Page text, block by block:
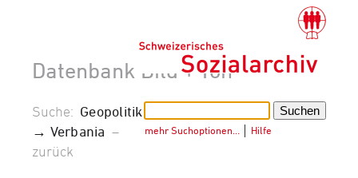
Datenbank Bild + Ton
mehr Suchoptionen… Hilfe
Suche: Geopolitik
→ Verbania –
zurück